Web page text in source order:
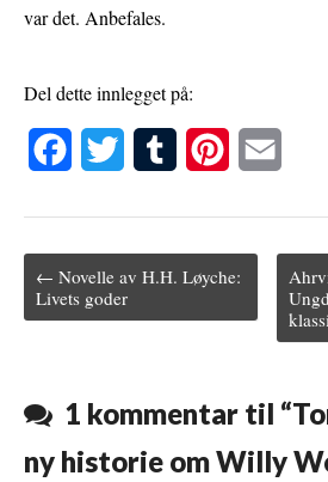
var det. Anbefales.
Del dette innlegget på:
e
b
o
k
t
t
r
b
l
t
e
e
s
Post navigation
← Novelle av H.H. Løyche:
Livets goder
1 kommentar til “
ny historie om Willy